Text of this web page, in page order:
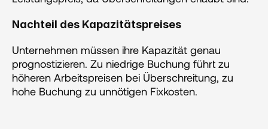
Nachteil des Kapazitätspreises
Unternehmen müssen ihre Kapazität genau
prognostizieren. Zu niedrige Buchung führt zu
höheren Arbeitspreisen bei Überschreitung, zu
hohe Buchung zu unnötigen Fixkosten.